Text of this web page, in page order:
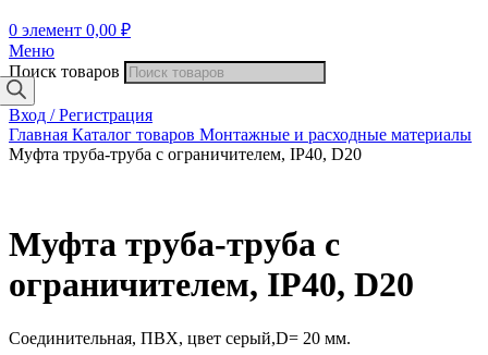
0 элемент 0,00 ₽
Меню
Поиск товаров
Вход / Регистрация
Главная Каталог товаров Монтажные и расходные материалы
Муфта труба-труба с ограничителем, IP40, D20
Муфта труба-труба с
ограничителем, IP40, D20
Соединительная, ПВХ, цвет серый,D= 20 мм.